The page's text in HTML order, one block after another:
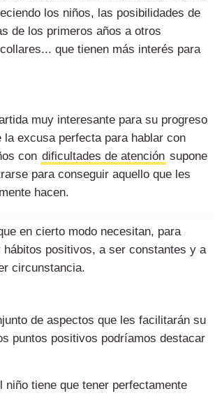
los niños, las posibilidades de
de los primeros años a otros
que tienen más interés para
muy interesante para su progreso
excusa perfecta para hablar con
con dificultades de atención supone
para conseguir aquello que les
hacen.
en cierto modo necesitan, para
positivos, a ser constantes y a
circunstancia.
de aspectos que les facilitarán su
puntos positivos podríamos destacar
tiene que tener perfectamente